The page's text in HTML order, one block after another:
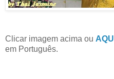
Clicar imagem acima ou AQUI
em Português.